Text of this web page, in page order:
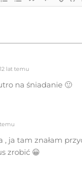
12 lat temu
na śniadanie 🙂
temu
, ja tam znałam
zrobić 😀